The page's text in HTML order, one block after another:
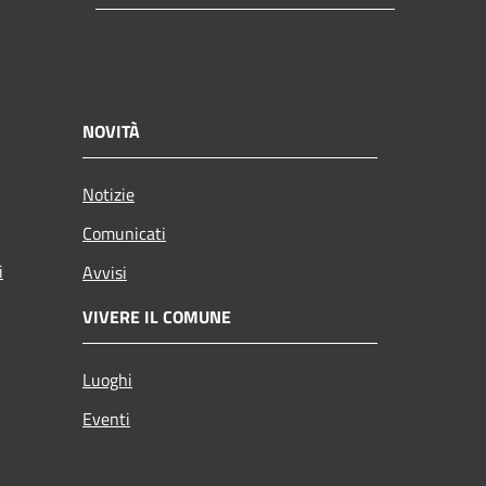
NOVITÀ
Notizie
Comunicati
Avvisi
VIVERE IL COMUNE
Luoghi
Eventi